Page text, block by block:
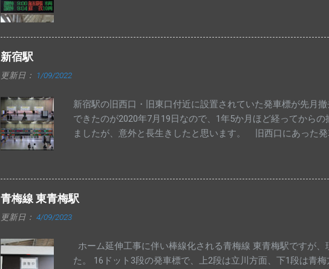
新宿駅
更新日： 1/09/2022
新宿駅の旧西口・旧東口付近に設置されていた発車標が先月
できたのが2020年7月19日なので、1年5か月ほど経ってから
ましたが、意外と長生きしたと思います。 旧西口にあった
以前のものだったので、その後の交換と思われます。 中央･
更ありません。 交換された発車標は、今までのように一部マ
青梅線 東青梅駅
更新日： 4/09/2023
ホーム延伸工事に伴い棒線化される青梅線 東青梅駅ですが
た。 16ドット3段の発車標で、上2段は立川方面、下1段は青